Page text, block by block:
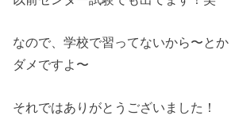
なので、学校で習ってないから〜とか
ダメですよ〜
それではありがとうございました！